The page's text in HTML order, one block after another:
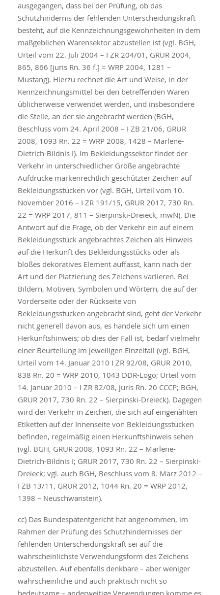
ausgegangen, dass bei der Prüfung, ob das
Schutzhindernis der fehlenden Unterscheidungskraft
besteht, auf die Kennzeichnungsgewohnheiten in dem
maßgeblichen Warensektor abzustellen ist (vgl. BGH,
Urteil vom 22. Juli 2004 – I ZR 204/01, GRUR 2004,
865, 866 [juris Rn. 36 f.] = WRP 2004, 1281 –
Mustang). Hierzu rechnet die Art und Weise, in der
Kennzeichnungsmittel bei den betreffenden Waren
üblicherweise verwendet werden, und insbesondere
die Stelle, an der sie angebracht werden (BGH,
Beschluss vom 24. April 2008 – I ZB 21/06, GRUR
2008, 1093 Rn. 22 = WRP 2008, 1428 – Marlene-
Dietrich-Bildnis I). Im Bekleidungssektor findet der
Verkehr in unterschiedlicher Größe angebrachte
Aufdrucke markenrechtlich geschützter Zeichen auf
Bekleidungsstücken vor (vgl. BGH, Urteil vom 10.
November 2016 – I ZR 191/15, GRUR 2017, 730 Rn.
22 = WRP 2017, 811 – Sierpinski-Dreieck, mwN). Die
Antwort auf die Frage, ob der Verkehr ein auf einem
Bekleidungsstück angebrachtes Zeichen als Hinweis
auf die Herkunft des Bekleidungsstücks oder als
bloßes dekoratives Element auffasst, kann nach der
Art und der Platzierung des Zeichens variieren. Bei
Bildern, Motiven, Symbolen und Wörtern, die auf der
Vorderseite oder der Rückseite von
Bekleidungsstücken angebracht sind, geht der Verkehr
nicht generell davon aus, es handele sich um einen
Herkunftshinweis; ob dies der Fall ist, bedarf vielmehr
einer Beurteilung im jeweiligen Einzelfall (vgl. BGH,
Urteil vom 14. Januar 2010 I ZR 92/08, GRUR 2010,
838 Rn. 20 = WRP 2010, 1043 DDR-Logo; Urteil vom
14. Januar 2010 – I ZR 82/08, juris Rn. 20 CCCP; BGH,
GRUR 2017, 730 Rn. 22 – Sierpinski-Dreieck). Dagegen
wird der Verkehr in Zeichen, die sich auf eingenähten
Etiketten auf der Innenseite von Bekleidungsstücken
befinden, regelmäßig einen Herkunftshinweis sehen
(vgl. BGH, GRUR 2008, 1093 Rn. 22 – Marlene-
Dietrich-Bildnis I; GRUR 2017, 730 Rn. 22 – Sierpinski-
Dreieck; vgl. auch BGH, Beschluss vom 8. März 2012 –
I ZB 13/11, GRUR 2012, 1044 Rn. 20 = WRP 2012,
1398 – Neuschwanstein).
cc) Das Bundespatentgericht hat angenommen, im
Rahmen der Prüfung des Schutzhindernisses der
fehlenden Unterscheidungskraft sei auf die
wahrscheinlichste Verwendungsform des Zeichens
abzustellen. Auf ebenfalls denkbare – aber weniger
wahrscheinliche und auch praktisch nicht so
bedeutsame – anderweitige Verwendungen komme es